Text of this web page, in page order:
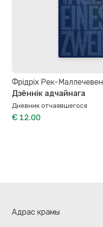
Фрідріх Рек-Маллечевен
Дзённік адчайнага
Дневник отчаявшегося
€ 12.00
Адрас крамы